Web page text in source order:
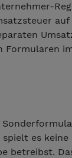
auf
Formularen
es
betreibst.